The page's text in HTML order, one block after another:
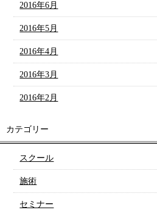
2016年6月
2016年5月
2016年4月
2016年3月
2016年2月
カテゴリー
スクール
施術
セミナー